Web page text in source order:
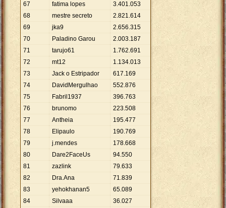
67
fatima lopes 3.401.053
68
mestre secreto 2.821.614
69
jka9 2.656.315
70
Paladino Garou 2.003.187
71
tarujo61 1.762.691
72
mt12 1.134.013
73
Jack o Estripador 617.169
74
DavidMergulhao 552.876
75
Fabril1937 396.763
76
brunomo 223.508
77
Antheia 195.477
78
Elipaulo 190.769
79
j.mendes 178.668
80
Dare2FaceUs 94.550
81
zazlink 79.633
82
Dra.Ana 71.839
83
yehokhanan5 65.089
84
Silvaaa 36.027